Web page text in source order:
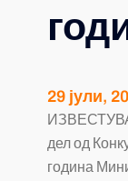
29 јули,
дел од
година